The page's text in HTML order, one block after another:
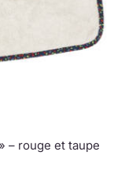
– rouge et taupe